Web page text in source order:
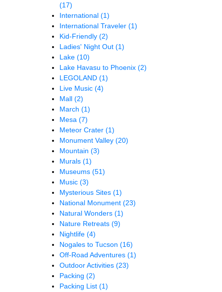
(17)
International (1)
International Traveler (1)
Kid-Friendly (2)
Ladies' Night Out (1)
Lake (10)
Lake Havasu to Phoenix (2)
LEGOLAND (1)
Live Music (4)
Mall (2)
March (1)
Mesa (7)
Meteor Crater (1)
Monument Valley (20)
Mountain (3)
Murals (1)
Museums (51)
Music (3)
Mysterious Sites (1)
National Monument (23)
Natural Wonders (1)
Nature Retreats (9)
Nightlife (4)
Nogales to Tucson (16)
Off-Road Adventures (1)
Outdoor Activities (23)
Packing (2)
Packing List (1)